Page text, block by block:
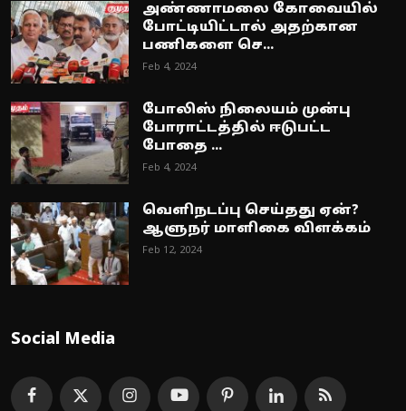
அண்ணாமலை கோவையில்
போட்டியிட்டால் அதற்கான
பணிகளை செ...
Feb 4, 2024
போலிஸ் நிலையம் முன்பு
போராட்டத்தில் ஈடுபட்ட
போதை ...
Feb 4, 2024
வெளிநடப்பு செய்தது ஏன்?
ஆளுநர் மாளிகை விளக்கம்
Feb 12, 2024
Social Media